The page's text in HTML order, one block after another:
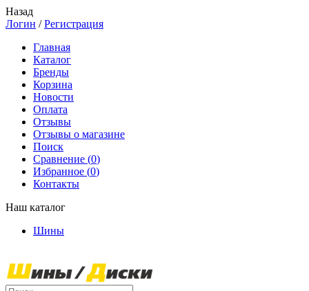
Назад
Логин /Регистрация
Главная
Каталог
Бренды
Корзина
Новости
Оплата
Отзывы
Отзывы о магазине
Поиск
Сравнение (0)
Избранное (0)
Контакты
Наш каталог
Шины